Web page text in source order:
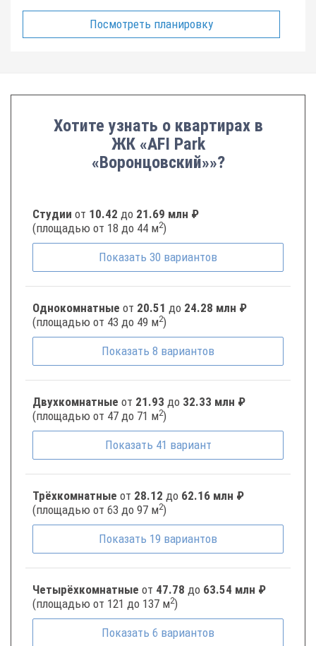
Посмотреть планировку
Хотите узнать о квартирах в
ЖК «AFI Park
«Воронцовский»»?
Студии от 10.42 до 21.69 млн ₽
(площадью от 18 до 44 м2)
Показать 30 вариантов
Однокомнатные от 20.51 до 24.28 млн ₽
(площадью от 43 до 49 м2)
Показать 8 вариантов
Двухкомнатные от 21.93 до 32.33 млн ₽
(площадью от 47 до 71 м2)
Показать 41 вариант
Трёхкомнатные от 28.12 до 62.16 млн ₽
(площадью от 63 до 97 м2)
Показать 19 вариантов
Четырёхкомнатные от 47.78 до 63.54 млн ₽
(площадью от 121 до 137 м2)
Показать 6 вариантов